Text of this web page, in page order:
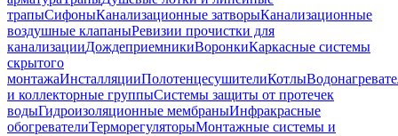
трапыСифоныКанализационные затворыКанализационные
воздушные клапаныРевизии прочистки для
канализацииДождеприемникиВоронкиКаркасные системы
скрытого
монтажаИнсталляцииПолотенцесушителиКотлы
и коллекторные группыСистемы защиты от протечек
водыГидроизоляционные мембраныИнфракрасные
обогревателиТерморегуляторыМонтажные системы и